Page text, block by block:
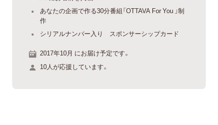
あなたの企画で作る30分番組「OTTAVA For You 」制
作
シリアルナンバー入り スポンサーシップカード
2017年10月 にお届け予定です。
10人が応援しています。